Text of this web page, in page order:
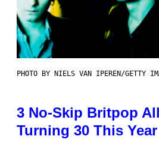
PHOTO BY NIELS VAN IPEREN/GETTY
3 No-Skip Britpop
Turning 30 This Year